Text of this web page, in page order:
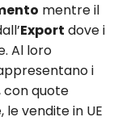
mentre il
Export dove i
Al loro
i
quote
le vendite in UE